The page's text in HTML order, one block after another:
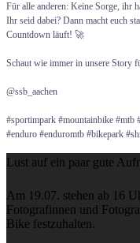
Für alle anderen: Keine Sorge, ihr
Ihr seid dabei? Dann macht euch
Countdown läuft! 🚀
Schaut wie immer in unsere Story
@ssb_aachen
#sportimpark #mountainbike
#enduro #enduromtb #bikepark
Lust auf ein paar gute
Am 19.07. stehen ab 16
Fotografinnen und
Bike festzuhalten.